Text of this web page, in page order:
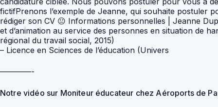
– Licence en Sciences de l’éducation (Univers
————-
Notre vidéo sur Moniteur éducateur chez Aéroports de